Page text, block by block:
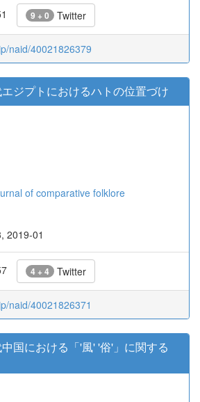
9 + 0 Twitter
naid/40021826379
ジプトにおけるハトの位置づけ
of comparative folklore
2019-01
4 + 4 Twitter
naid/40021826371
国における「'風' '俗'」に関する